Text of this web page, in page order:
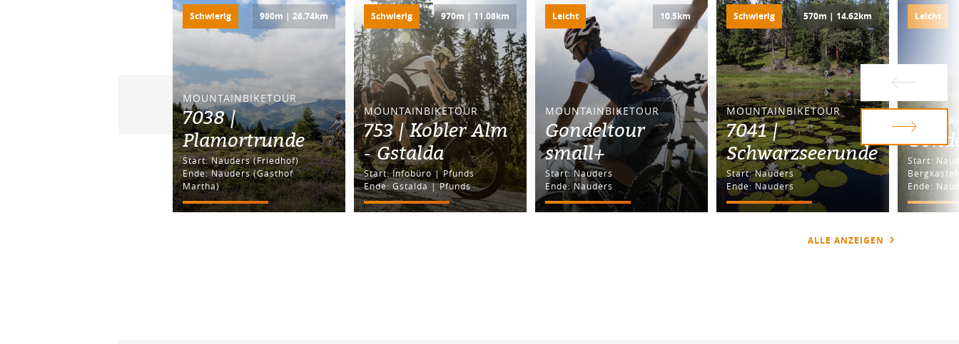
Schwierig 980m | 26.74km
MOUNTAINBIKETOUR
7038 |
Plamortrunde
Start: Nauders (Friedhof)
Ende: Nauders (Gasthof
Martha)
Schwierig 970m | 11.08km
MOUNTAINBIKETOUR
753 | Kobler Alm
- Gstalda
Start: Infobüro | Pfunds
Ende: Gstalda | Pfunds
Leicht 10.5km
MOUNTAINBIKETOUR
Gondeltour
small+
Start: Nauders
Ende: Nauders
Schwierig 570m | 14.62km
MOUNTAINBIKETOUR
7041 |
Schwarzseerunde
Start: Nauders
Ende: Nauders
Leicht
Start: Nauders / Talstation
Ende:
ALLE ANZEIGEN